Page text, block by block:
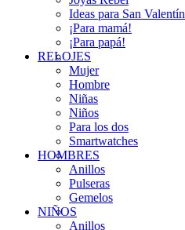
Ideas para San Valentín
¡Para mamá!
¡Para papá!
RELOJES
Mujer
Hombre
Niñas
Niños
Para los dos
Smartwatches
HOMBRES
Anillos
Pulseras
Gemelos
NIÑOS
Anillos